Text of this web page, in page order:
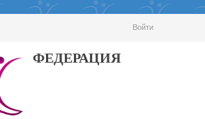
Войти
ФЕДЕРАЦИЯ